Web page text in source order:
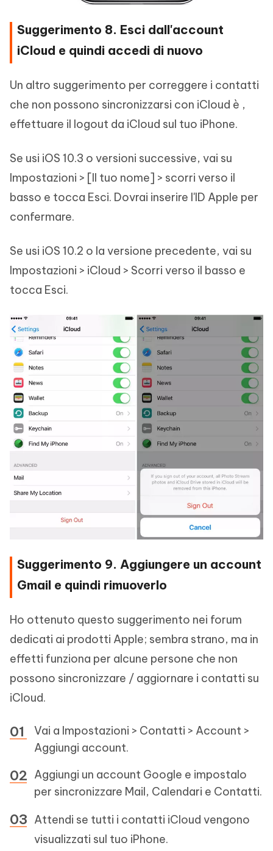
Suggerimento 8. Esci dall'account
iCloud e quindi accedi di nuovo
Un altro suggerimento per correggere i contatti
che non possono sincronizzarsi con iCloud è ,
effettuare il logout da iCloud sul tuo iPhone.
Se usi iOS 10.3 o versioni successive, vai su
Impostazioni > [Il tuo nome] > scorri verso il
basso e tocca Esci. Dovrai inserire l'ID Apple per
confermare.
Se usi iOS 10.2 o la versione precedente, vai su
Impostazioni > iCloud > Scorri verso il basso e
tocca Esci.
Suggerimento 9. Aggiungere un account
Gmail e quindi rimuoverlo
Ho ottenuto questo suggerimento nei forum
dedicati ai prodotti Apple; sembra strano, ma in
effetti funziona per alcune persone che non
possono sincronizzare / aggiornare i contatti su
iCloud.
Vai a Impostazioni > Contatti > Account >
Aggiungi account.
Aggiungi un account Google e impostalo
per sincronizzare Mail, Calendari e Contatti.
Attendi se tutti i contatti iCloud vengono
visualizzati sul tuo iPhone.